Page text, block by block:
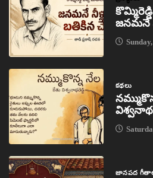
జనమనే
కథలు
జానపద